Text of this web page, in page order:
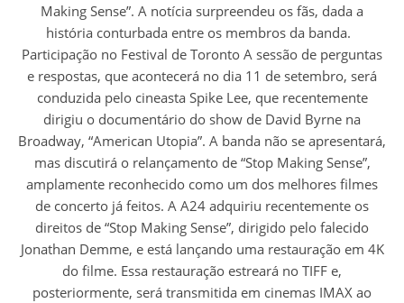
Making Sense”. A notícia surpreendeu os fãs, dada a
história conturbada entre os membros da banda.
Participação no Festival de Toronto A sessão de perguntas
e respostas, que acontecerá no dia 11 de setembro, será
conduzida pelo cineasta Spike Lee, que recentemente
dirigiu o documentário do show de David Byrne na
Broadway, “American Utopia”. A banda não se apresentará,
mas discutirá o relançamento de “Stop Making Sense”,
amplamente reconhecido como um dos melhores filmes
de concerto já feitos. A A24 adquiriu recentemente os
direitos de “Stop Making Sense”, dirigido pelo falecido
Jonathan Demme, e está lançando uma restauração em 4K
do filme. Essa restauração estreará no TIFF e,
posteriormente, será transmitida em cinemas IMAX ao